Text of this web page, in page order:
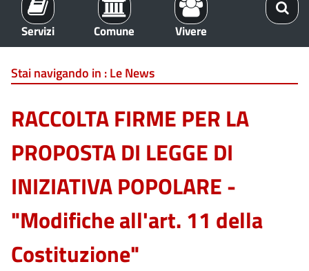
Servizi Comune Vivere
Stai navigando in :Le News
RACCOLTA FIRME PER LA
PROPOSTA DI LEGGE DI
INIZIATIVA POPOLARE -
"Modifiche all'art. 11 della
Costituzione"